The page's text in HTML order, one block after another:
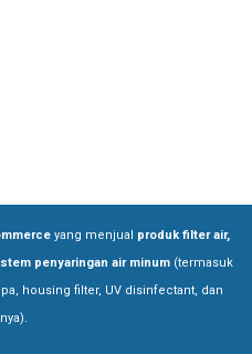
yang menjual produk filter air,
penyaringan air minum (termasuk
housing filter, UV disinfectant, dan